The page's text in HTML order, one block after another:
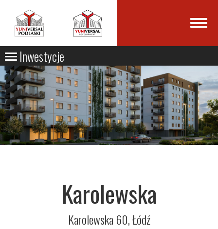
Inwestycje
Karolewska
Karolewska 60, Łódź